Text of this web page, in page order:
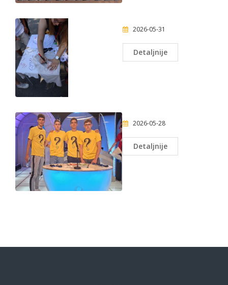
2026-05-31
Detaljnije
2026-05-28
Detaljnije